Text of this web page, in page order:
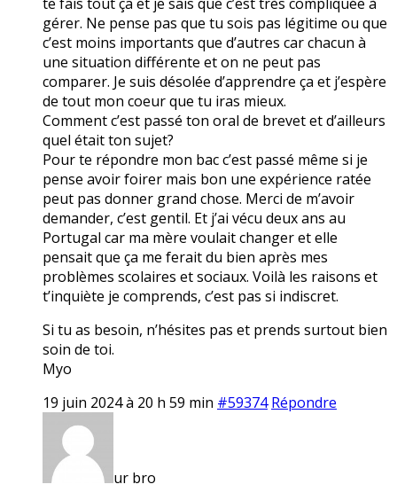
gérer. Ne pense pas que tu sois pas légitime ou que
c’est moins importants que d’autres car chacun à
une situation différente et on ne peut pas
comparer. Je suis désolée d’apprendre ça et j’espère
de tout mon coeur que tu iras mieux.
Comment c’est passé ton oral de brevet et d’ailleurs
quel était ton sujet?
Pour te répondre mon bac c’est passé même si je
pense avoir foirer mais bon une expérience ratée
peut pas donner grand chose. Merci de m’avoir
demander, c’est gentil. Et j’ai vécu deux ans au
Portugal car ma mère voulait changer et elle
pensait que ça me ferait du bien après mes
problèmes scolaires et sociaux. Voilà les raisons et
t’inquiète je comprends, c’est pas si indiscret.
Si tu as besoin, n’hésites pas et prends surtout bien
soin de toi.
Myo
19 juin 2024 à 20 h 59 min #59374 Répondre
ur bro